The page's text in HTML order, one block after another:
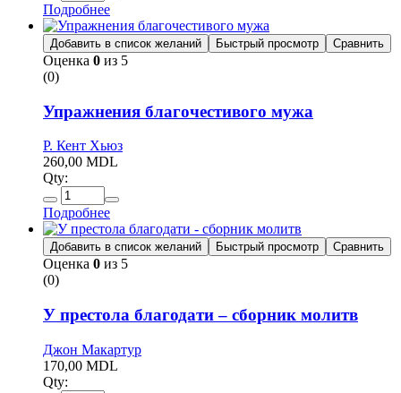
Подробнее
Добавить в список желаний Быстрый просмотр Сравнить
Оценка 0 из 5
(0)
Упражнения благочестивого мужа
Р. Кент Хьюз
260,00 MDL
Qty:
Подробнее
Добавить в список желаний Быстрый просмотр Сравнить
Оценка 0 из 5
(0)
У престола благодати – сборник молитв
Джон Макартур
170,00 MDL
Qty: